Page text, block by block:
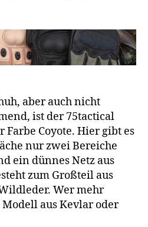
aber auch nicht
ist der 75tactical
Coyote. Hier gibt es
nur zwei Bereiche
ein dünnes Netz aus
zum Großteil aus
Wer mehr
aus Kevlar oder